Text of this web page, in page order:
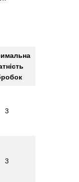
3
3